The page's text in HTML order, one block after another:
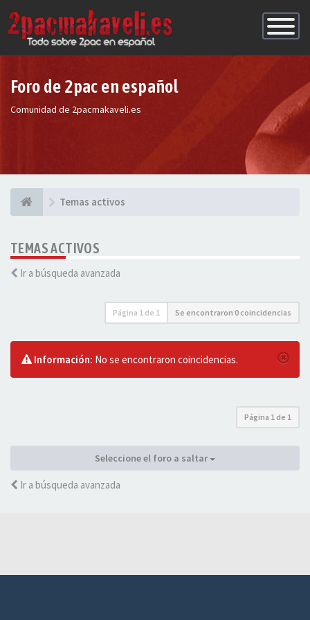
de
Foro de 2pac en español
Comunidad de 2pacmakaveli.es
Temas activos
TEMAS ACTIVOS
Ir a búsqueda avanzada
Página 1 de 1 Se encontraron 0 coincidencias
Información: No se encontraron coincidencias.
Página 1 de 1
Seleccione el foro a saltar
Ir a búsqueda avanzada